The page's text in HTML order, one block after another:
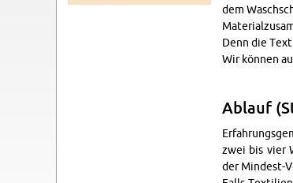
dem
Denn die
Wir kön­nen
Ab­lauf
zwei bis vier
der Min­dest-